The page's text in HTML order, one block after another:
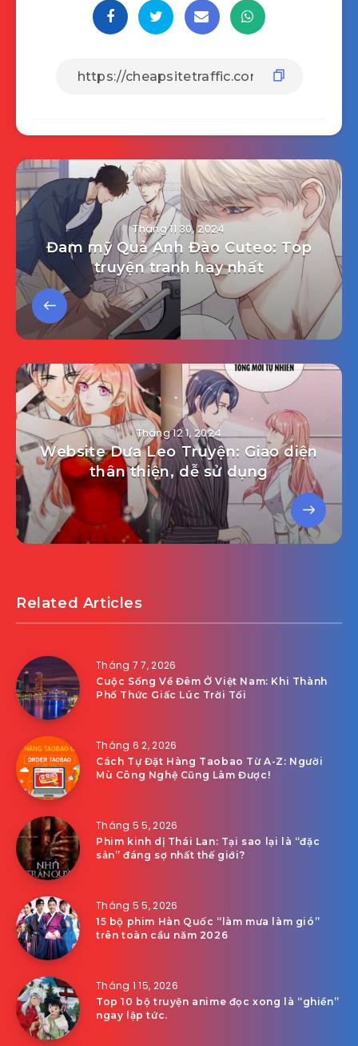
Tháng 11 30, 2024
Đam mỹ Quả Anh Đào Cuteo: Top
truyện tranh hay nhất
Tháng 12 1, 2024
Website Dưa Leo Truyện: Giao diện
thân thiện, dễ sử dụng
Related Articles
Tháng 7 7, 2026
Cuộc Sống Về Đêm Ở Việt Nam: Khi Thành
Phố Thức Giấc Lúc Trời Tối
Tháng 6 2, 2026
Cách Tự Đặt Hàng Taobao Từ A-Z: Người
Mù Công Nghệ Cũng Làm Được!
Tháng 5 5, 2026
Phim kinh dị Thái Lan: Tại sao lại là “đặc
sản” đáng sợ nhất thế giới?
Tháng 5 5, 2026
15 bộ phim Hàn Quốc “làm mưa làm gió”
trên toàn cầu năm 2026
Tháng 1 15, 2026
Top 10 bộ truyện anime đọc xong là “ghiền”
ngay lập tức.